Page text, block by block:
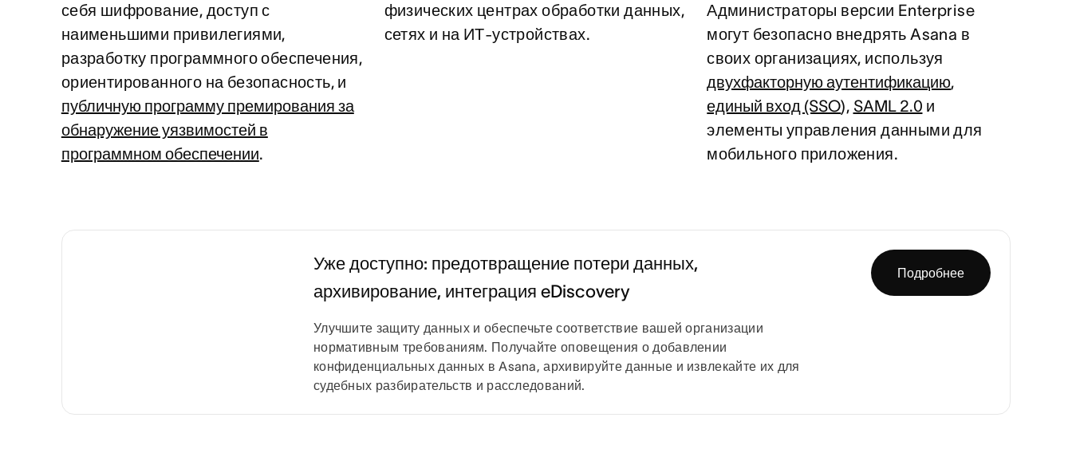
себя шифрование, доступ с
наименьшими привилегиями,
разработку программного обеспечения,
ориентированного на безопасность, и
публичную программу премирования за
обнаружение уязвимостей в
программном обеспечении.
физических центрах обработки данных,
сетях и на ИТ-устройствах.
Администраторы версии Enterprise
могут безопасно внедрять Asana в
своих организациях, используя
двухфакторную аутентификацию,
единый вход (SSO), SAML 2.0 и
элементы управления данными для
мобильного приложения.
Уже доступно: предотвращение потери данных,
архивирование, интеграция eDiscovery
Улучшите защиту данных и обеспечьте соответствие вашей организации
нормативным требованиям. Получайте оповещения о добавлении
конфиденциальных данных в Asana, архивируйте данные и извлекайте их для
судебных разбирательств и расследований.
Подробнее